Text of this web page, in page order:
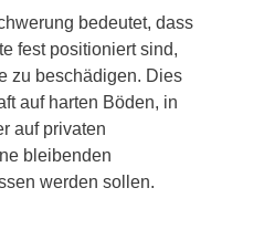
bedeutet, dass
fest positioniert sind,
zu beschädigen. Dies
auf harten Böden, in
auf privaten
bleibenden
werden sollen.